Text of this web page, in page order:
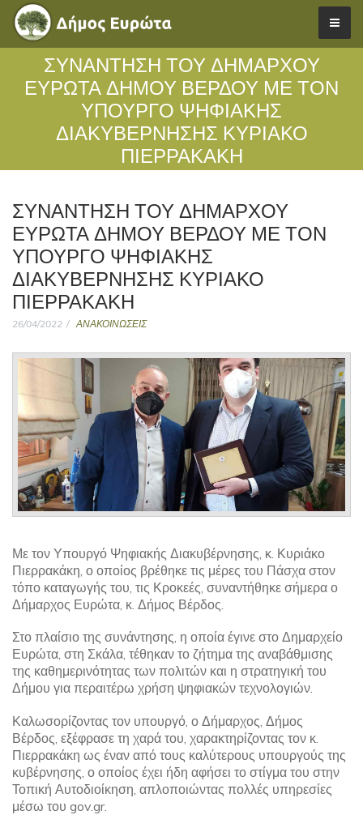
ΣΥΝΑΝΤΗΣΗ ΤΟΥ ΔΗΜΑΡΧΟΥ
ΕΥΡΩΤΑ ΔΗΜΟΥ ΒΕΡΔΟΥ ΜΕ ΤΟΝ
ΥΠΟΥΡΓΟ ΨΗΦΙΑΚΗΣ
ΔΙΑΚΥΒΕΡΝΗΣΗΣ ΚΥΡΙΑΚΟ
ΠΙΕΡΡΑΚΑΚΗ
ΣΥΝΑΝΤΗΣΗ ΤΟΥ ΔΗΜΑΡΧΟΥ
ΕΥΡΩΤΑ ΔΗΜΟΥ ΒΕΡΔΟΥ ΜΕ ΤΟΝ
ΥΠΟΥΡΓΟ ΨΗΦΙΑΚΗΣ
ΔΙΑΚΥΒΕΡΝΗΣΗΣ ΚΥΡΙΑΚΟ
ΠΙΕΡΡΑΚΑΚΗ
26/04/2022 ΑΝΑΚΟΙΝΩΣΕΙΣ
Με τον Υπουργό Ψηφιακής Διακυβέρνησης, κ. Κυριάκο
Πιερρακάκη, ο οποίος βρέθηκε τις μέρες του Πάσχα στον
τόπο καταγωγής του, τις Κροκεές, συναντήθηκε σήμερα ο
Δήμαρχος Ευρώτα, κ. Δήμος Βέρδος.
Στο πλαίσιο της συνάντησης, η οποία έγινε στο Δημαρχείο
Ευρώτα, στη Σκάλα, τέθηκαν το ζήτημα της αναβάθμισης
της καθημερινότητας των πολιτών και η στρατηγική του
Δήμου για περαιτέρω χρήση ψηφιακών τεχνολογιών.
Καλωσορίζοντας τον υπουργό, ο Δήμαρχος, Δήμος
Βέρδος, εξέφρασε τη χαρά του, χαρακτηρίζοντας τον κ.
Πιερρακάκη ως έναν από τους καλύτερους υπουργούς της
κυβέρνησης, ο οποίος έχει ήδη αφήσει το στίγμα του στην
Τοπική Αυτοδιοίκηση, απλοποιώντας πολλές υπηρεσίες
μέσω του gov.gr.